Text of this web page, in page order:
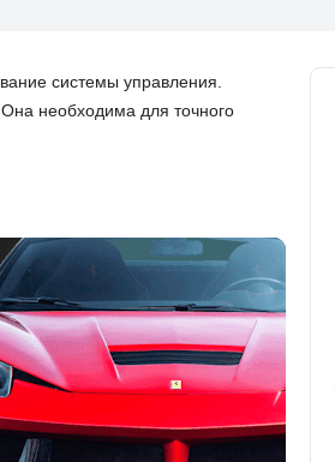
системы управления.
необходима для точного